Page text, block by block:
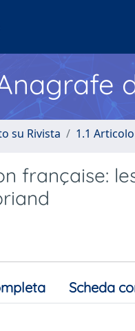
su Rivista 1.1
française:
Scheda